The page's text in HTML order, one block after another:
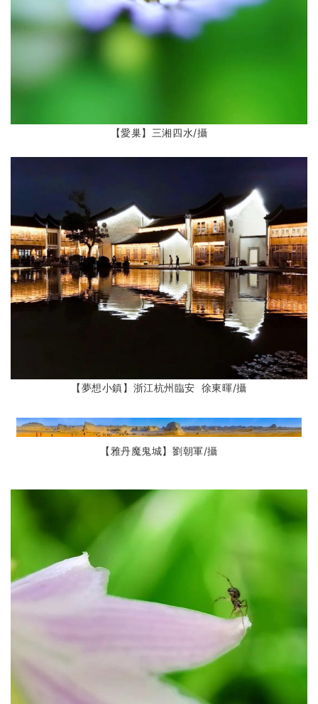
【愛巢】三湘四水/攝
【夢想小鎮】 浙江杭州臨安 徐東暉/攝
【雅丹魔鬼城】劉朝軍/攝